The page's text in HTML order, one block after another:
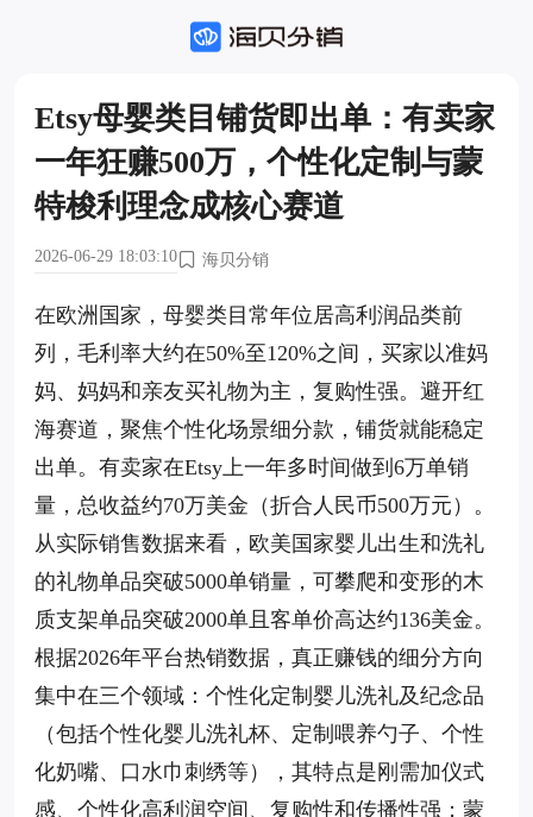
Etsy母婴类目铺货即出单：有卖家
一年狂赚500万，个性化定制与蒙
特梭利理念成核心赛道
2026-06-29 18:03:10 海贝分销
在欧洲国家，母婴类目常年位居高利润品类前
列，毛利率大约在50%至120%之间，买家以准妈
妈、妈妈和亲友买礼物为主，复购性强。避开红
海赛道，聚焦个性化场景细分款，铺货就能稳定
出单。有卖家在Etsy上一年多时间做到6万单销
量，总收益约70万美金（折合人民币500万元）。
从实际销售数据来看，欧美国家婴儿出生和洗礼
的礼物单品突破5000单销量，可攀爬和变形的木
质支架单品突破2000单且客单价高达约136美金。
根据2026年平台热销数据，真正赚钱的细分方向
集中在三个领域：个性化定制婴儿洗礼及纪念品
（包括个性化婴儿洗礼杯、定制喂养勺子、个性
化奶嘴、口水巾刺绣等），其特点是刚需加仪式
感、个性化高利润空间、复购性和传播性强；蒙